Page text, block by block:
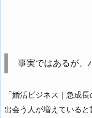
事実ではあるが、
「婚活ビジネス｜急成
出会う人が増えている